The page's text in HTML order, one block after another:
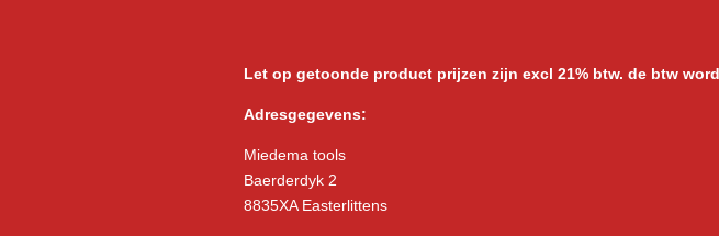
Let op getoonde product prijzen zijn excl 21% btw. de btw
Adresgegevens:
Miedema tools
Baerderdyk 2
8835XA Easterlittens